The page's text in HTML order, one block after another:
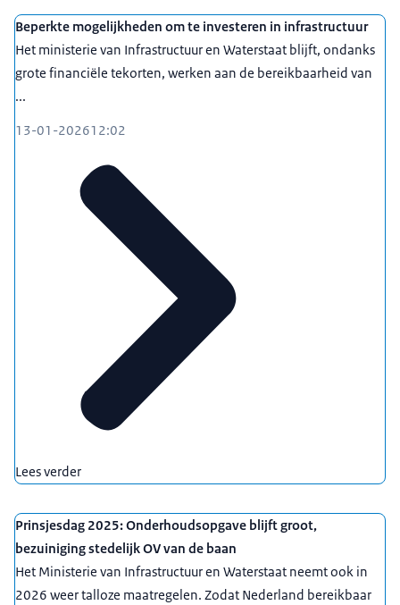
Beperkte mogelijkheden om te investeren in infrastructuur
Het ministerie van Infrastructuur en Waterstaat blijft, ondanks
grote financiële tekorten, werken aan de bereikbaarheid van
...
13-01-202612:02
Lees verder
Prinsjesdag 2025: Onderhoudsopgave blijft groot,
bezuiniging stedelijk OV van de baan
Het Ministerie van Infrastructuur en Waterstaat neemt ook in
2026 weer talloze maatregelen. Zodat Nederland bereikbaar